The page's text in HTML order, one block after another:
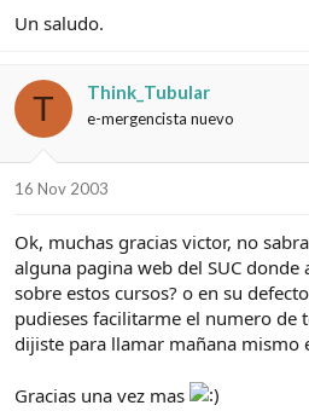
Un saludo.
T Think_Tubular
e-mergencista nuevo
16 Nov 2003
Ok, muchas gracias victor, no
alguna pagina web del SUC donde
sobre estos cursos? o en su
pudieses facilitarme el numero de
dijiste para llamar mañana mismo
Gracias una vez mas